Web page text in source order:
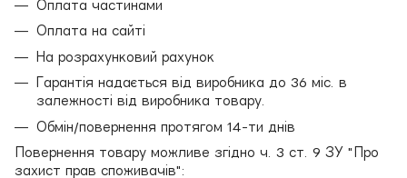
Оплата частинами
Оплата на сайті
На розрахунковий рахунок
Гарантія надається від виробника до 36 міс. в
залежності від виробника товару.
Обмін/повернення протягом 14-ти днів
Повернення товару можливе згідно ч. 3 ст. 9 ЗУ "Про
захист прав споживачів":